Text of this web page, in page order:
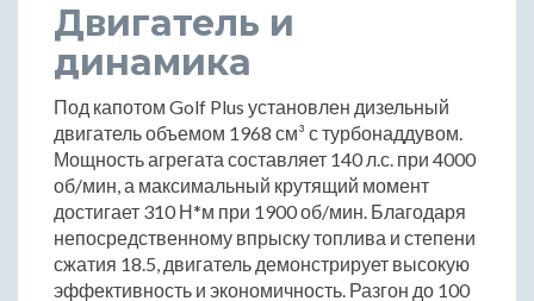
Двигатель и
динамика
Под капотом Golf Plus установлен дизельный
двигатель объемом 1968 см³ с турбонаддувом.
Мощность агрегата составляет 140 л.с. при 4000
об/мин, а максимальный крутящий момент
достигает 310 Н*м при 1900 об/мин. Благодаря
непосредственному впрыску топлива и степени
сжатия 18.5, двигатель демонстрирует высокую
эффективность и экономичность. Разгон до 100